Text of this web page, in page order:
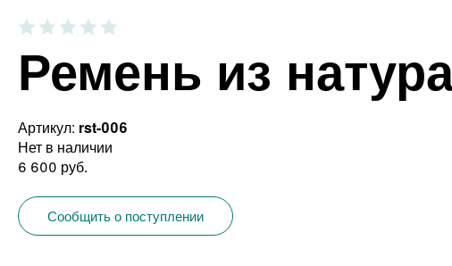
Ремень из
Артикул: rst-006
Нет в наличии
6 600 руб.
Сообщить о поступлении